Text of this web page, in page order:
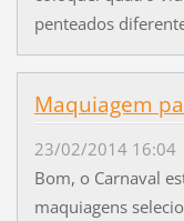
penteados
Maquiagem
23/02/2014 16:04
Bom, o Carnaval
maquiagens